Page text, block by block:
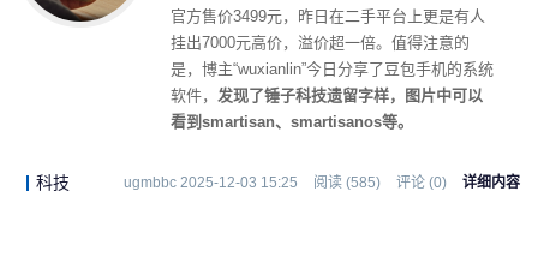
官方售价3499元，昨日在二手平台上更是有人
挂出7000元高价，溢价超一倍。值得注意的
是，博主“wuxianlin”今日分享了豆包手机的系统
软件， 发现了锤子科技遗留字样，图片中可以
看到smartisan、smartisanos等。
科技 ugmbbc 2025-12-03 15:25 阅读 (585) 评论 (0) 详细内容